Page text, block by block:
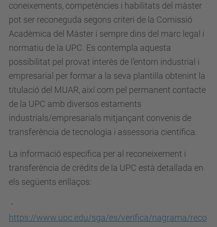
coneixements, competències i habilitats del màster
pot ser reconeguda segons criteri de la Comissió
Acadèmica del Màster i sempre dins del marc legal i
normatiu de la UPC. Es contempla aquesta
possibilitat pel provat interès de l’entorn industrial i
empresarial per formar a la seva plantilla obtenint la
titulació del MUAR, així com pel permanent contacte
de la UPC amb diversos estaments
industrials/empresarials mitjançant convenis de
transferència de tecnologia i assessoria científica.
La informació específica per al reconeixement i
transferència de crèdits de la UPC està detallada en
els següents enllaços:
-
https://www.upc.edu/sga/es/verifica/nagrama/reco